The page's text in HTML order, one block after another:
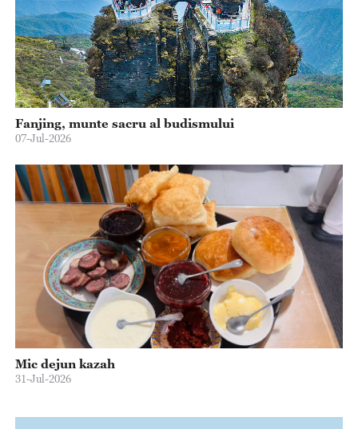
Fanjing, munte sacru al budismului
07-Jul-2026
Mic dejun kazah
31-Jul-2026